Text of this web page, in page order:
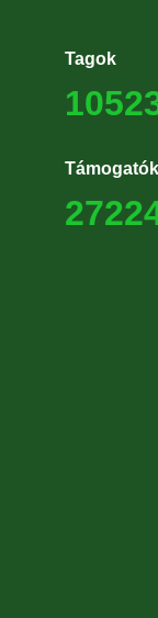
Tagok
Támogatók